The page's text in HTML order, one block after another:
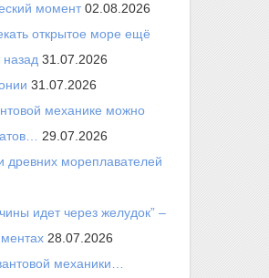
момент 02.08.2026
открытое море ещё
31.07.2026
31.07.2026
механике можно
29.07.2026
древних мореплавателей
идет через желудок” –
28.07.2026
механики…